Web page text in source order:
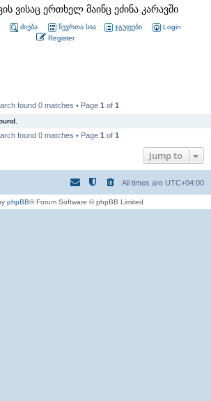
ვისაც ერთხელ მაინც ეძინა კარავში
ძიება წევრთა სია ჯგუფები
Login
Register
found 0 matches • Page 1 of 1
found 0 matches • Page 1 of 1
Jump to
All times are UTC+04:00
phpBB® Forum Software © phpBB Limited